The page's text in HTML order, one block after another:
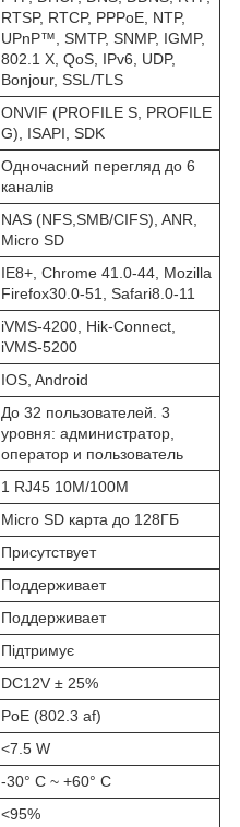
RTSP, RTCP, PPPoE, NTP,
UPnP™, SMTP, SNMP, IGMP,
802.1 X, QoS, IPv6, UDP,
Bonjour, SSL/TLS
ONVIF (PROFILE S, PROFILE
G), ISAPI, SDK
Одночасний перегляд до 6
каналів
NAS (NFS,SMB/CIFS), ANR,
Micro SD
IE8+, Chrome 41.0-44, Mozilla
Firefox30.0-51, Safari8.0-11
iVMS-4200, Hik-Connect,
iVMS-5200
IOS, Android
До 32 пользователей. 3
уровня: администратор,
оператор и пользователь
1 RJ45 10M/100M
Micro SD карта до 128ГБ
Присутствует
Поддерживает
Поддерживает
Підтримує
DC12V ± 25%
PoE (802.3 af)
<7.5 W
-30° C ~ +60° C
<95%